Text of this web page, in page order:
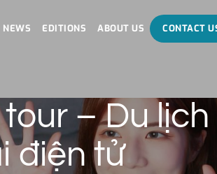
NEWS EDITIONS ABOUT US CONTACT
– Du
điện tử